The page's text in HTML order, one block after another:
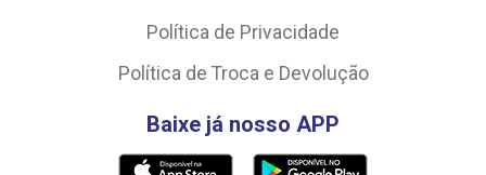
Política de Privacidade
Política de Troca e Devolução
Baixe já nosso APP